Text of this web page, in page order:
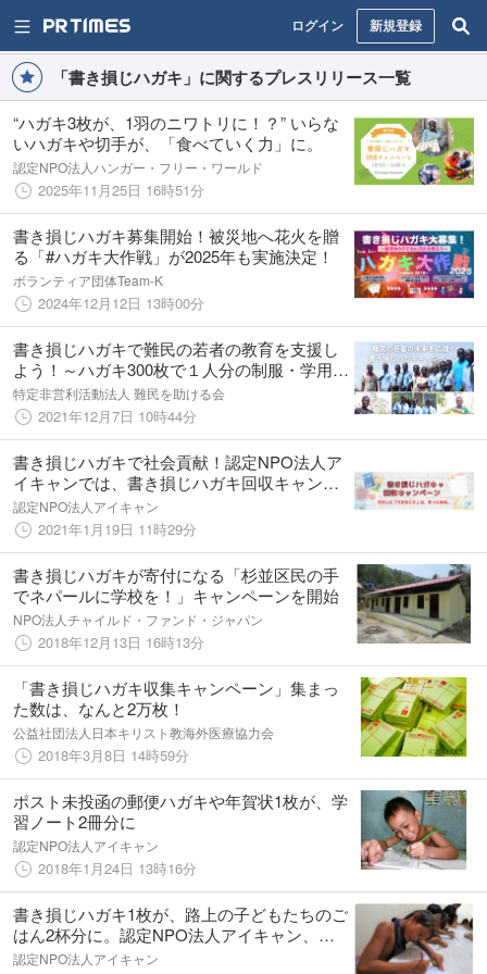
ログイン 新規登録
「書き損じハガキ」に関するプレスリリース一覧
“ハガキ3枚が、1羽のニワトリに！？” いらな
いハガキや切手が、「食べていく力」に。
認定NPO法人ハンガー・フリー・ワールド
2025年11月25日 16時51分
書き損じハガキ募集開始！被災地へ花火を贈
る「#ハガキ大作戦」が2025年も実施決定！
ボランティア団体Team-K
2024年12月12日 13時00分
書き損じハガキで難民の若者の教育を支援し
よう！～ハガキ300枚で１人分の制服・学用品
セットを贈ることができます～
特定非営利活動法人 難民を助ける会
2021年12月7日 10時44分
書き損じハガキで社会貢献！認定NPO法人ア
イキャンでは、書き損じハガキ回収キャンペ
ーンを実施しています。
認定NPO法人アイキャン
2021年1月19日 11時29分
書き損じハガキが寄付になる「杉並区民の手
でネパールに学校を！」キャンペーンを開始
NPO法人チャイルド・ファンド・ジャパン
2018年12月13日 16時13分
「書き損じハガキ収集キャンペーン」集まっ
た数は、なんと2万枚！
公益社団法人日本キリスト教海外医療協力会
2018年3月8日 14時59分
ポスト未投函の郵便ハガキや年賀状1枚が、学
習ノート2冊分に
認定NPO法人アイキャン
2018年1月24日 13時16分
書き損じハガキ1枚が、路上の子どもたちのご
はん2杯分に。認定NPO法人アイキャン、書
き損じハガキを募集
認定NPO法人アイキャン